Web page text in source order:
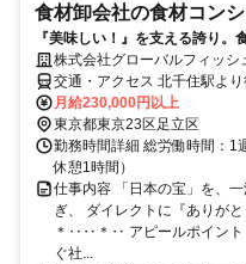
食材卸会社の食材コン
『美味しい！』を支える誇り。
株式会社グローバルフィッシ
交通・アクセス 北千住駅よ
月給230,000円以上
東京都東京23区足立区
勤務時間詳細 総労働時間：1
休憩1時間）
仕事内容 「日本の宝」を、
ぎ、 ダイレクトに『ありが
＊‥‥＊‥ アピールポイン
ぐ社...